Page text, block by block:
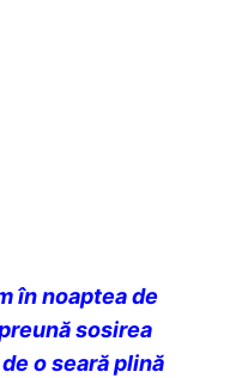
în noaptea de
sosirea
o seară plină